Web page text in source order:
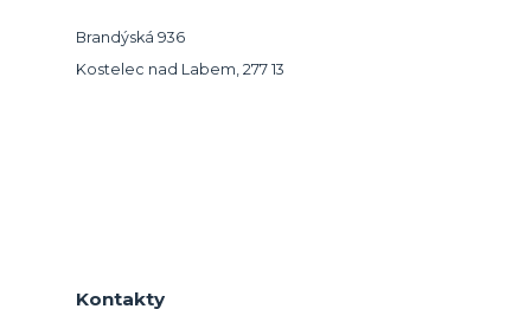
Brandýská 936
Kostelec nad Labem, 277 13
Kontakty